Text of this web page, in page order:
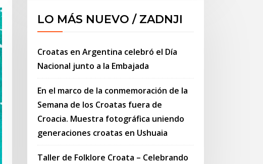
LO MÁS NUEVO / ZADNJI
Croatas en Argentina celebró el Día
Nacional junto a la Embajada
En el marco de la conmemoración de la
Semana de los Croatas fuera de
Croacia. Muestra fotográfica uniendo
generaciones croatas en Ushuaia
Taller de Folklore Croata – Celebrando